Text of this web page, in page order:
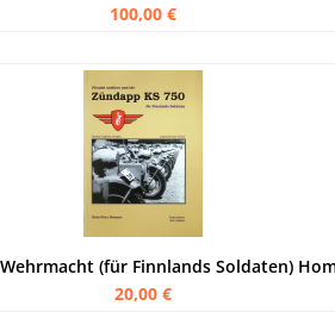
100,00 €
(für Finnlands Soldaten)
20,00 €